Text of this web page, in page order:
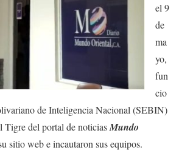
el 9
de
ma
yo,
fun
cio
de Inteligencia Nacional (SEBIN)
Tigre del portal de noticiasMundo
sitio web e incautaron sus equipos.